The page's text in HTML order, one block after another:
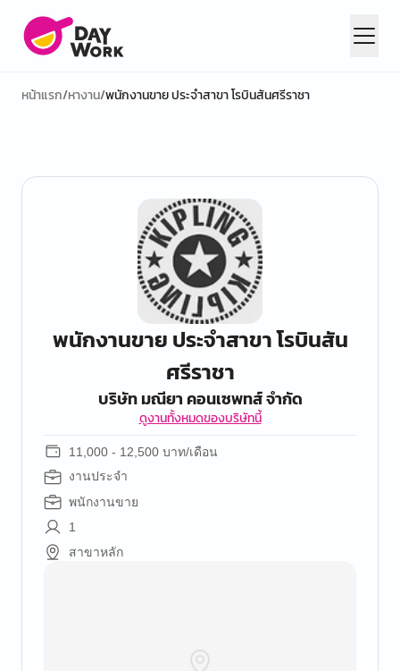
หน้าแรก/หางาน/พนักงานขาย ประจำสาขา โรบินสันศรีราชา
พนักงานขาย ประจำสาขา โรบินสัน
ศรีราชา
บริษัท มณียา คอนเซพทส์ จำกัด
ดูงานทั้งหมดของบริษัทนี้
11,000 - 12,500 บาท/เดือน
งานประจำ
พนักงานขาย
1
สาขาหลัก